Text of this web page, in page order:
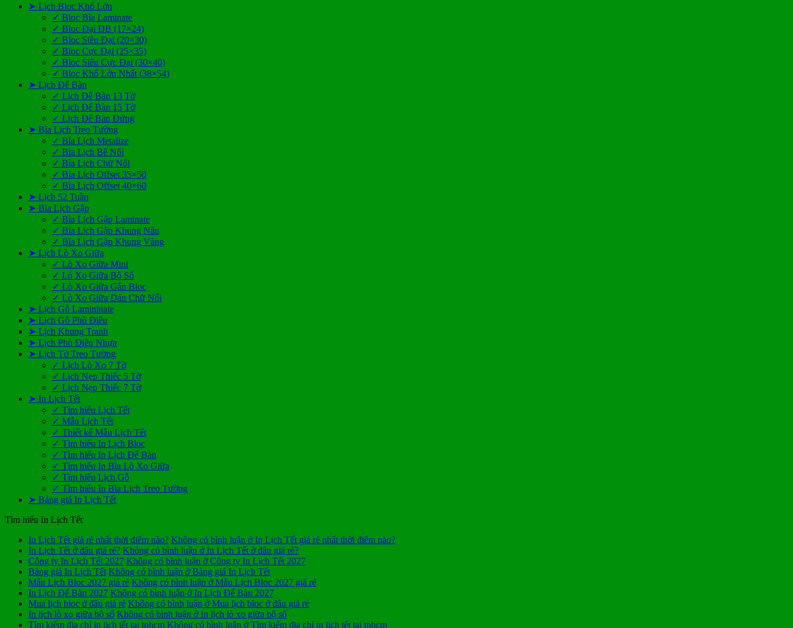
➤ Lịch Bloc Khổ Lớn
✓ Bloc Bìa Laminate
✓ Bloc Đại ĐB (17×24)
✓ Bloc Siêu Đại (20×30)
✓ Bloc Cực Đại (25×35)
✓ Bloc Siêu Cực Đại (30×40)
✓ Bloc Khổ Lớn Nhất (38×54)
➤ Lịch Để Bàn
✓ Lịch Để Bàn 13 Tờ
✓ Lịch Để Bàn 15 Tờ
✓ Lịch Để Bàn Đứng
➤ Bìa Lịch Treo Tường
✓ Bìa Lịch Metalize
✓ Bìa Lịch Bế Nổi
✓ Bìa Lịch Chữ Nổi
✓ Bìa Lịch Offset 35×50
✓ Bìa Lịch Offset 40×60
➤ Lịch 52 Tuần
➤ Bìa Lịch Gập
✓ Bìa Lịch Gập Laminate
✓ Bìa Lịch Gập Khung Nâu
✓ Bìa Lịch Gập Khung Vàng
➤ Lịch Lò Xo Giữa
✓ Lò Xo Giữa Mini
✓ Lò Xo Giữa Bộ Số
✓ Lò Xo Giữa Gắn Bloc
✓ Lò Xo Giữa Dán Chữ Nổi
➤ Lịch Gỗ Lamininate
➤ Lịch Gỗ Phù Điêu
➤ Lịch Khung Tranh
➤ Lịch Phù Điêu Nhựa
➤ Lịch Tờ Treo Tường
✓ Lịch Lò Xo 7 Tờ
✓ Lịch Nẹp Thiếc 5 Tờ
✓ Lịch Nẹp Thiếc 7 Tờ
➤ In Lịch Tết
✓ Tìm hiểu Lịch Tết
✓ Mẫu Lịch Tết
✓ Thiết kế Mẫu Lịch Tết
✓ Tìm hiểu In Lịch Bloc
✓ Tìm hiểu In Lịch Để Bàn
✓ Tìm hiểu In Bìa Lò Xo Giữa
✓ Tìm hiểu Lịch Gỗ
✓ Tìm hiểu In Bìa Lịch Treo Tường
➤ Bảng giá In Lịch Tết
Tìm hiểu In Lịch Tết
In Lịch Tết giá rẻ nhất thời điểm nào? Không có bình luận ở In Lịch Tết giá rẻ nhất thời điểm nào?
In Lịch Tết ở đâu giá rẻ? Không có bình luận ở In Lịch Tết ở đâu giá rẻ?
Công ty In Lịch Tết 2027 Không có bình luận ở Công ty In Lịch Tết 2027
Bảng giá In Lịch Tết Không có bình luận ở Bảng giá In Lịch Tết
Mẫu Lịch Bloc 2027 giá rẻ Không có bình luận ở Mẫu Lịch Bloc 2027 giá rẻ
In Lịch Để Bàn 2027 Không có bình luận ở In Lịch Để Bàn 2027
Mua lịch bloc ở đâu giá rẻ Không có bình luận ở Mua lịch bloc ở đâu giá rẻ
In lịch lò xo giữa bộ số Không có bình luận ở In lịch lò xo giữa bộ số
Tìm kiếm địa chỉ in lịch tết tại tphcm Không có bình luận ở Tìm kiếm địa chỉ in lịch tết tại tphcm